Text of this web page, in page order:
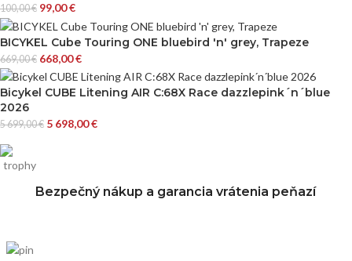
100,00€ 99,00€
BICYKEL Cube Touring ONE bluebird 'n' grey, Trapeze
669,00€ 668,00€
Bicykel CUBE Litening AIR C:68X Race dazzlepink´n´blue
2026
5 699,00€ 5 698,00€
Bezpečný nákup a garancia vrátenia peňazí